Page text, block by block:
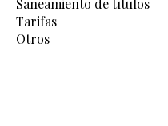
Saneamiento de títulos
Tarifas
Otros